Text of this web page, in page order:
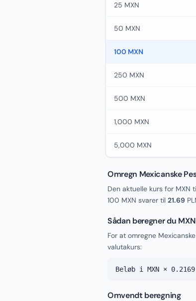
25 MXN
50 MXN
100 MXN
250 MXN
500 MXN
1,000 MXN
5,000 MXN
Omregn Mexicanske
Den aktuelle kurs for MXN
100 MXN svarer til 21.69
Sådan beregner du
For at omregne
valutakurs:
Beløb i MXN ×
Omvendt beregning